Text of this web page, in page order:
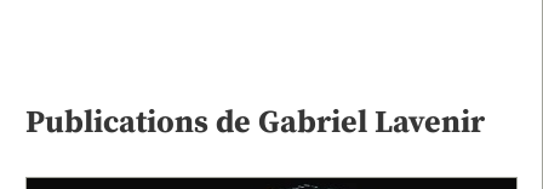
Publications de GabrielLavenir